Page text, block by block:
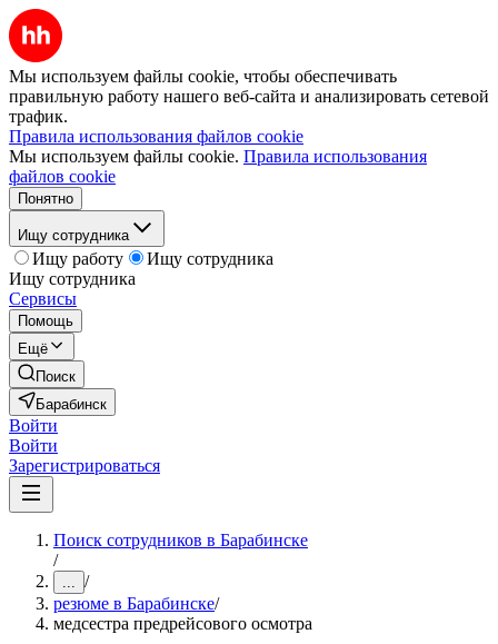
Мы используем файлы cookie, чтобы обеспечивать
правильную работу нашего веб-сайта и анализировать сетевой
трафик.
Правила использования файлов cookie
Мы используем файлы cookie. Правила использования
файлов cookie
Понятно
Ищу сотрудника
Ищу работу
Ищу сотрудника
Ищу сотрудника
Сервисы
Помощь
Ещё
Поиск
Барабинск
Войти
Войти
Зарегистрироваться
Поиск сотрудников в Барабинске
/
... /
резюме в Барабинске/
медсестра предрейсового осмотра